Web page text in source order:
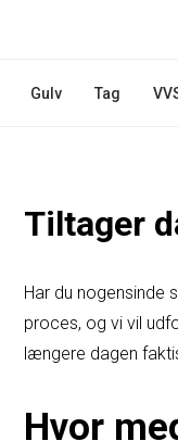
Gulv Tag
Tiltager
Har du nogensinde
proces, og vi vil
længere dagen
Hvor